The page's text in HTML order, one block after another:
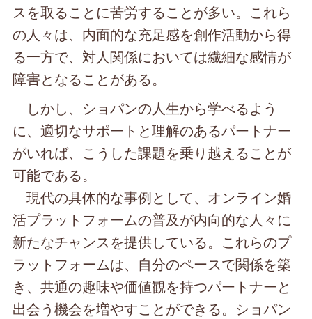
スを取ることに苦労することが多い。これら
の人々は、内面的な充足感を創作活動から得
る一方で、対人関係においては繊細な感情が
障害となることがある。
しかし、ショパンの人生から学べるよう
に、適切なサポートと理解のあるパートナー
がいれば、こうした課題を乗り越えることが
可能である。
現代の具体的な事例として、オンライン婚
活プラットフォームの普及が内向的な人々に
新たなチャンスを提供している。これらのプ
ラットフォームは、自分のペースで関係を築
き、共通の趣味や価値観を持つパートナーと
出会う機会を増やすことができる。ショパン